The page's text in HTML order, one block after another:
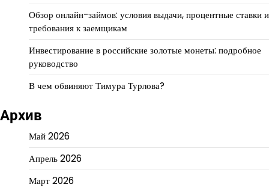
Обзор онлайн-займов: условия выдачи, процентные ставки и
требования к заемщикам
Инвестирование в российские золотые монеты: подробное
руководство
В чем обвиняют Тимура Турлова?
Архив
Май 2026
Апрель 2026
Март 2026